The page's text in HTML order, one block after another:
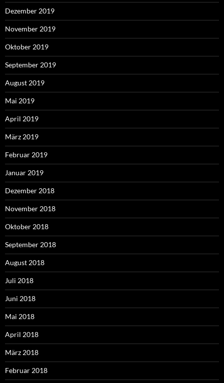
Dezember 2019
November 2019
Oktober 2019
September 2019
August 2019
Mai 2019
April 2019
März 2019
Februar 2019
Januar 2019
Dezember 2018
November 2018
Oktober 2018
September 2018
August 2018
Juli 2018
Juni 2018
Mai 2018
April 2018
März 2018
Februar 2018